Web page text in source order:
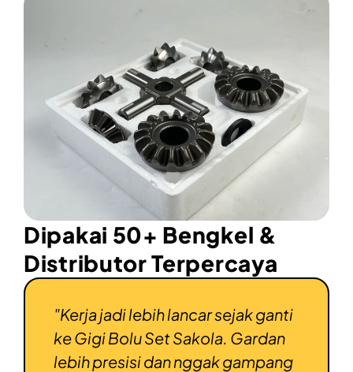
Dipakai 50+ Bengkel &
Distributor Terpercaya
"Kerja jadi lebih lancar sejak ganti
ke Gigi Bolu Set Sakola. Gardan
lebih presisi dan nggak gampang